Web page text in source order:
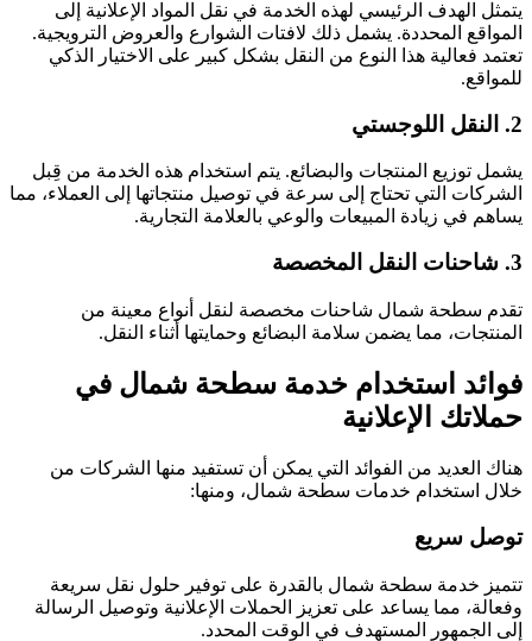
يتمثل الهدف الرئيسي لهذه الخدمة في نقل المواد الإعلانية إلى
المواقع المحددة. يشمل ذلك لافتات الشوارع والعروض الترويجية.
تعتمد فعالية هذا النوع من النقل بشكل كبير على الاختيار الذكي
للمواقع.
2. النقل اللوجستي
يشمل توزيع المنتجات والبضائع. يتم استخدام هذه الخدمة من قِبل
الشركات التي تحتاج إلى سرعة في توصيل منتجاتها إلى العملاء، مما
يساهم في زيادة المبيعات والوعي بالعلامة التجارية.
3. شاحنات النقل المخصصة
تقدم سطحة شمال شاحنات مخصصة لنقل أنواع معينة من
المنتجات، مما يضمن سلامة البضائع وحمايتها أثناء النقل.
فوائد استخدام خدمة سطحة شمال في
حملاتك الإعلانية
هناك العديد من الفوائد التي يمكن أن تستفيد منها الشركات من
خلال استخدام خدمات سطحة شمال، ومنها:
توصل سريع
تتميز خدمة سطحة شمال بالقدرة على توفير حلول نقل سريعة
وفعالة، مما يساعد على تعزيز الحملات الإعلانية وتوصيل الرسالة
إلى الجمهور المستهدف في الوقت المحدد.